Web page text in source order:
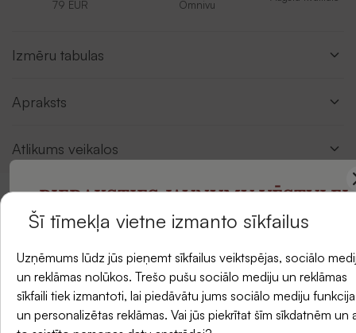
79 EUR
Omnivu
Izmēru tabulas
Apraksts
Atlikums veikalos
Atsauksmes
PIERAKSTIES JAUNUMU VĒSTULEI
pasūtījumam.
E-pasts
Šī tīmekļa vietne izmanto sīkfailus
Uzņēmums lūdz jūs pieņemt sīkfailus veiktspējas, sociālo
un reklāmas nolūkos. Trešo pušu sociālo mediju un reklāmas
sīkfaili tiek izmantoti, lai piedāvātu jums sociālo mediju
un personalizētas reklāmas. Vai jūs piekrītat šīm sīkdatnēm un